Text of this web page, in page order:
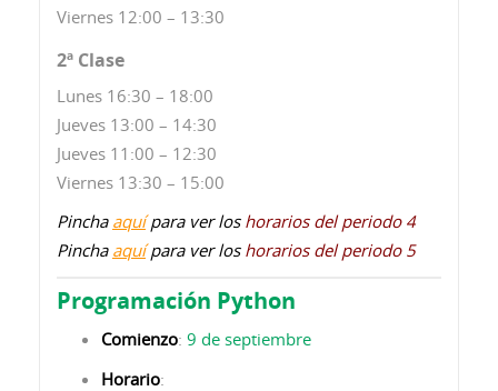
Viernes 12:00 – 13:30
2ª Clase
Lunes 16:30 – 18:00
Jueves 13:00 – 14:30
Jueves 11:00 – 12:30
Viernes 13:30 – 15:00
Pincha aquípara ver los horarios del periodo 4
Pincha aquípara ver los horarios del periodo 5
Programación Python
Comienzo: 9 de septiembre
Horario: